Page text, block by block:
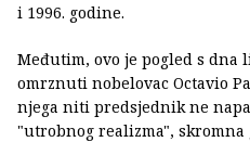
i 1996. godine.
Međutim, ovo je pogled s dna
omrznuti nobelovac Octavio
njega niti predsjednik ne
"utrobnog realizma",